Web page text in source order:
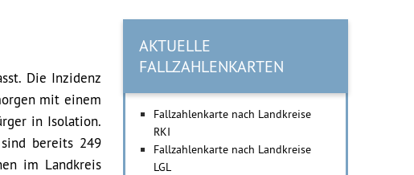
Die Inzidenz
mit einem
in Isolation.
bereits 249
im Landkreis
AKTUELLE
FALLZAHLENKARTEN
Fallzahlenkarte nach Landkreise
RKI
Fallzahlenkarte nach Landkreise
LGL